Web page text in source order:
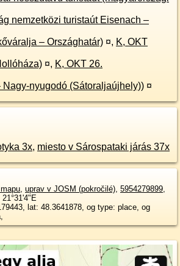
nemzetközi turistaút Eisenach –
– Országhatár) ¤, K, OKT
¤, K, OKT 26.
nyugodó (Sátoraljaújhely)) ¤
3x, miesto v Sárospataki járás 37x
, uprav v JOSM (pokročilé), 5954279899,
21°31'4"E
lat: 48.3641878, og type: place, og